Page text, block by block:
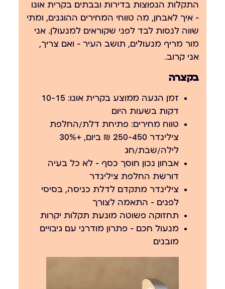
התקלות הנפוצות בדירות ובבתים בקרית אונו
— איך לאבחן, מה טווחי המחירים ההוגנים, ומתי
שווה לנסות לבד לפני שקוראים למנעולן. אני
מור מריף מנעולים, תושב העיר — ואם צריך,
אני קרוב.
בקצרה
זמן הגעה ממוצע בקרית אונו: 10-15
דקות בשעות היום
טווח מחירים: פתיחת דלת/החלפת
צילינדר 250-450 ₪ ביום, +30%
לילה/שבת/חג
אבחון נכון חוסך כסף — לא כל בעיה
דורשת החלפת צילינדר
צילינדר מתקדם לדלת כניסה, בסיסי
לפנים — התאמה לצורך
תחזוקה פשוטה מונעת תקלות יקרות
מנעול חכם — פתרון מודרני עם גיבויים
מובנים